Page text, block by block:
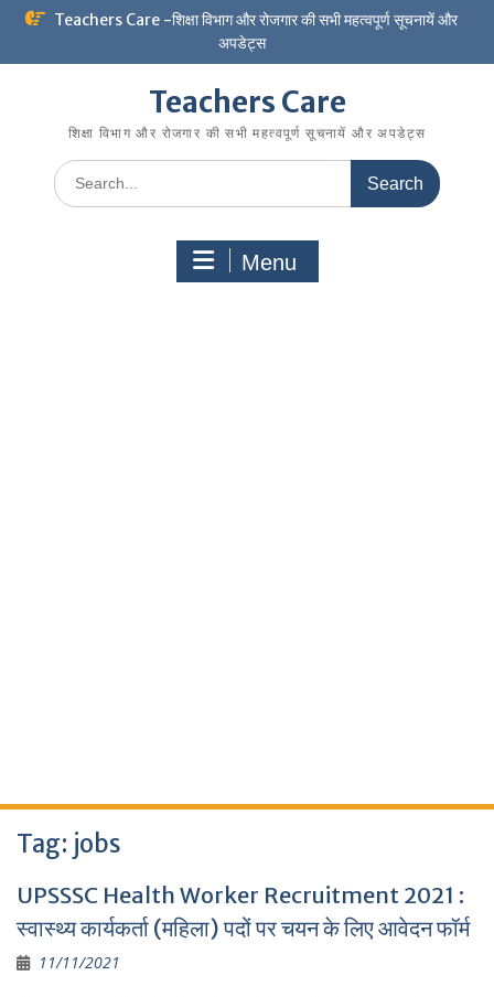
Skip
Teachers Care -शिक्षा विभाग और रोजगार की सभी महत्वपूर्ण सूचनायें और
अपडेट्स
Teachers Care
शिक्षा विभाग और रोजगार की सभी महत्वपूर्ण सूचनायें और अपडेट्स
Search
for:
Menu
Tag: jobs
UPSSSC Health Worker Recruitment 2021 :
स्वास्थ्य कार्यकर्ता (महिला) पदों पर चयन के लिए आवेदन फॉर्म
11/11/2021